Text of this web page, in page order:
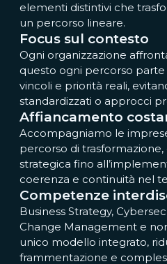
elementi distintivi che
un percorso lineare.
Focus sul contesto
Ogni organizzazione
questo ogni percorso parte
vincoli e priorità reali,
standardizzati o approcci
Affiancamento
Accompagniamo le
percorso di trasformazione,
strategica fino
coerenza e continuità nel
Competenze
Business Strategy,
Change Management e
unico modello integrato,
frammentazione e